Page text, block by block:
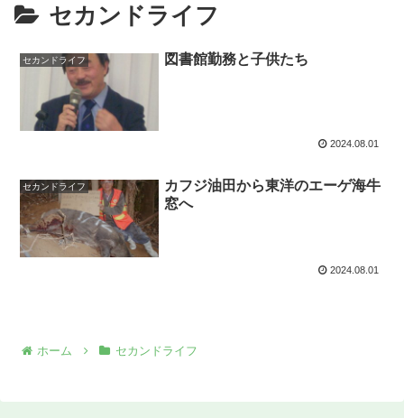
セカンドライフ
セカンドライフ 図書館勤務と子供たち
2024.08.01
セカンドライフ
カフジ油田から東洋のエーゲ海牛
窓へ
2024.08.01
ホーム セカンドライフ